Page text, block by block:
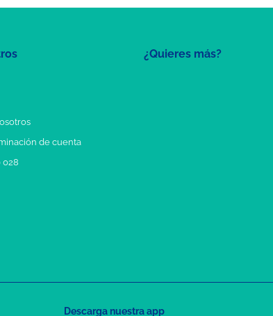
¿Quieres más?
de cuenta
028
Descarga nuestra app